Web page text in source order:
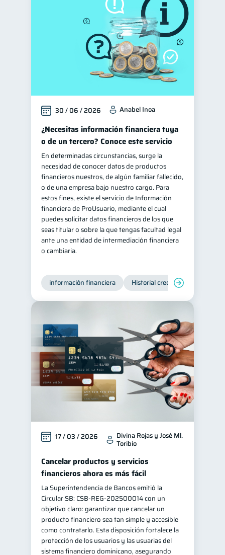
Finanzas Personales 1
Finanzas en Pareja 1
Educación Financiera 1
Mipymes 1
Información financiera 1
Gasto responsable
información financiera
30 / 06 / 2026 Anabel Inoa
¿Necesitas información financiera tuya
o de un tercero? Conoce este servicio
En determinadas circunstancias, surge la
necesidad de conocer datos de productos
financieros nuestros, de algún familiar fallecido,
o de una empresa bajo nuestro cargo. Para
estos fines, existe el servicio de Información
financiera de ProUsuario, mediante el cual
puedes solicitar datos financieros de los que
seas titular o sobre la que tengas facultad legal
ante una entidad de intermediación financiera
o cambiaria.
información financiera Historial crediticio
17 / 03 / 2026 Divina Rojas y José Ml.
Toribio
Cancelar productos y servicios
financieros ahora es más fácil
La Superintendencia de Bancos emitió la
Circular SB: CSB‑REG‑202500014 con un
objetivo claro: garantizar que cancelar un
producto financiero sea tan simple y accesible
como contratarlo. Esta disposición fortalece la
protección de los usuarios y las usuarias del
sistema financiero dominicano, asegurando